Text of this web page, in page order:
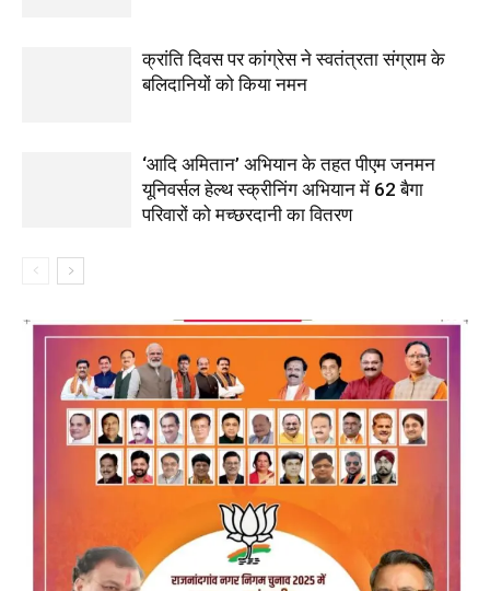
क्रांति दिवस पर कांग्रेस ने स्वतंत्रता संग्राम के
बलिदानियों को किया नमन
‘आदि अमितान’ अभियान के तहत पीएम जनमन
यूनिवर्सल हेल्थ स्क्रीनिंग अभियान में 62 बैगा
परिवारों को मच्छरदानी का वितरण